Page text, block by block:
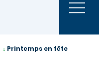
Printemps en fête